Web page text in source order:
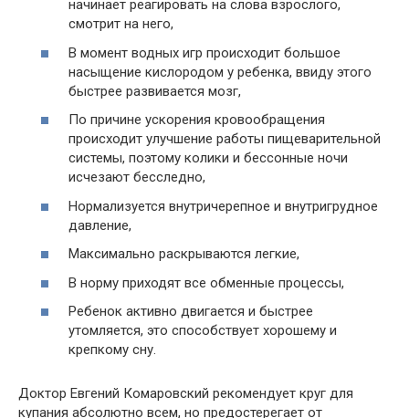
начинает реагировать на слова взрослого,
смотрит на него,
В момент водных игр происходит большое
насыщение кислородом у ребенка, ввиду этого
быстрее развивается мозг,
По причине ускорения кровообращения
происходит улучшение работы пищеварительной
системы, поэтому колики и бессонные ночи
исчезают бесследно,
Нормализуется внутричерепное и внутригрудное
давление,
Максимально раскрываются легкие,
В норму приходят все обменные процессы,
Ребенок активно двигается и быстрее
утомляется, это способствует хорошему и
крепкому сну.
Доктор Евгений Комаровский рекомендует круг для
купания абсолютно всем, но предостерегает от